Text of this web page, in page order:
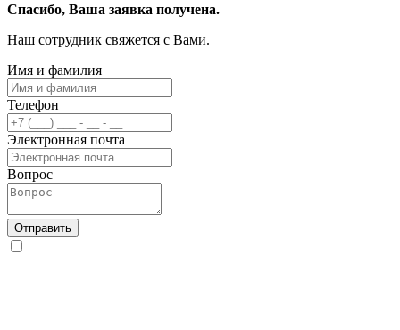
Спасибо, Ваша заявка получена.
Наш сотрудник свяжется с Вами.
Имя и фамилия
Телефон
Электронная почта
Вопрос
Отправить